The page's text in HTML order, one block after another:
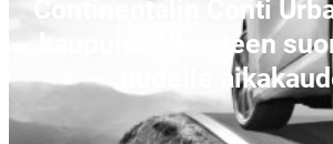
Continentalin Conti
kaupunkiliikenteen
uudelle